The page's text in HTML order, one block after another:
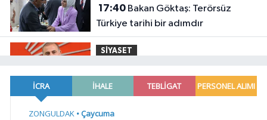
17:40Bakan Göktaş: Terörsüz
Türkiye tarihi bir adımdır
SİYASET
mesajı... Tarihi meselelerde pusula
net olmalı